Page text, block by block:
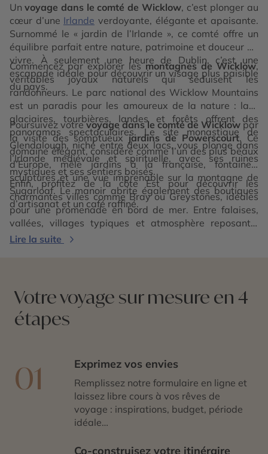
Un voyage dans le comté de Wicklow, c’est plonger au
cœur d’une Irlande verdoyante, élégante et apaisante.
Surnommé le « jardin de l’Irlande », ce comté offre un
équilibre parfait entre nature, patrimoine et douceur de
vivre. À seulement une heure de Dublin, c’est une
escapade idéale pour découvrir un visage plus paisible
du pays.
Commencez par explorer lesmontagnes de Wicklow,
véritables joyaux naturels qui séduisent les
randonneurs. Le parc national des Wicklow Mountains
est un paradis pour les amoureux de la nature : lacs
glaciaires, tourbières, landes et forêts offrent des
panoramas spectaculaires. Le site monastique de
Glendalough, niché entre deux lacs, vous plonge dans
l’Irlande médiévale et spirituelle, avec ses ruines
mystiques et ses sentiers boisés.
Poursuivez votrevoyage dans le comté de Wicklow par
la visite des somptueuxjardins de Powerscourt. Ce
domaine élégant, considéré comme l’un des plus beaux
d’Europe, mêle jardins à la française, fontaines,
sculptures et une vue imprenable sur la montagne de
Sugarloaf. Le manoir abrite également des boutiques
d’artisanat et un café raffiné.
Enfin, profitez de la côte Est pour découvrir les
charmantes villes comme Bray ou Greystones, idéales
pour une promenade en bord de mer. Entre falaises,
vallées, villages typiques et atmosphère reposante,
Wicklow est une destination incontournable pour un
Lire la suite
Votre voyage sur mesure en 4
étapes
01 Exprimez vos envies
Remplissez notre formulaire en ligne et
laissez libre cours à vos rêves de
voyage : inspirations, budget, période
idéale…
Co-construisez votre itinéraire